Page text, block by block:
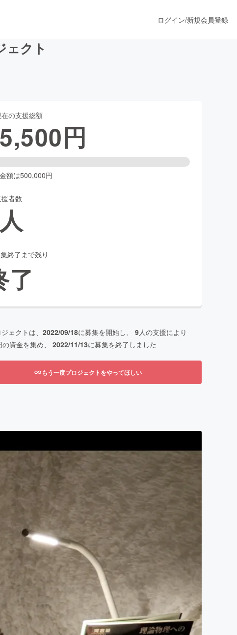
ファッション
ケア
ログイン/新規会員登録
クト
の支援総額
円
額は500,000円
者数
人
終了まで残り
了
ェクトは、 2022/09/18に募集を開始し、 9人の支援により
の資金を集め、 2022/11/13に募集を終了しました
もう一度プロジェクトをやってほしい